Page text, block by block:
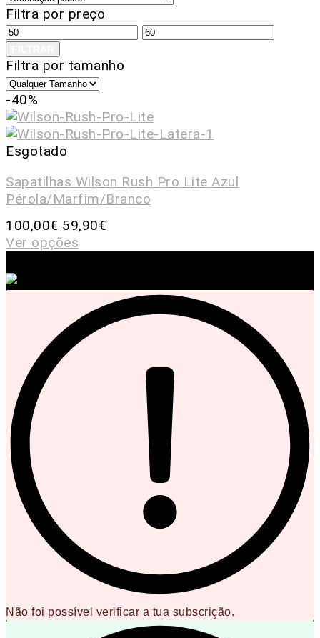
Filtra por preço
Filtra por tamanho
-40%
Esgotado
Sapatilhas Wilson Rush Pro Lite Azul
Pérola/Marfim/Branco
100,00€ 59,90€
Ver opções
Não foi possível verificar a tua subscrição.